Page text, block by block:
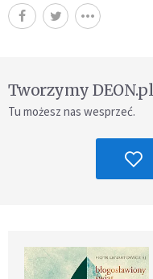
Tworzymy
Tu możesz nas wesprzeć.